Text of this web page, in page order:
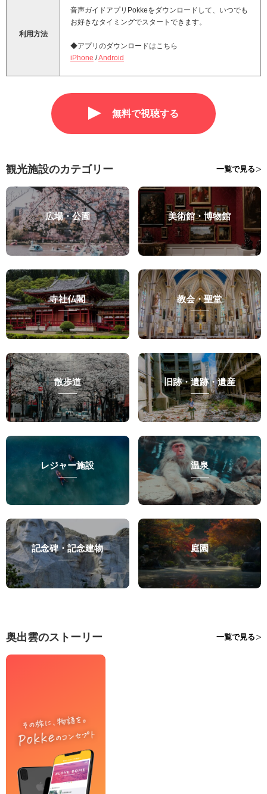
利用方法
音声ガイドアプリPokkeをダウンロードして、いつでも
お好きなタイミングでスタートできます。
◆アプリのダウンロードはこちら
iPhone /Android
無料で視聴する
観光施設のカテゴリー 一覧で見る
広場・公園 美術館・博物館
寺社仏閣 教会・聖堂
散歩道 旧跡・遺跡・遺産
レジャー施設 温泉
記念碑・記念建物 庭園
奥出雲のストーリー 一覧で見る